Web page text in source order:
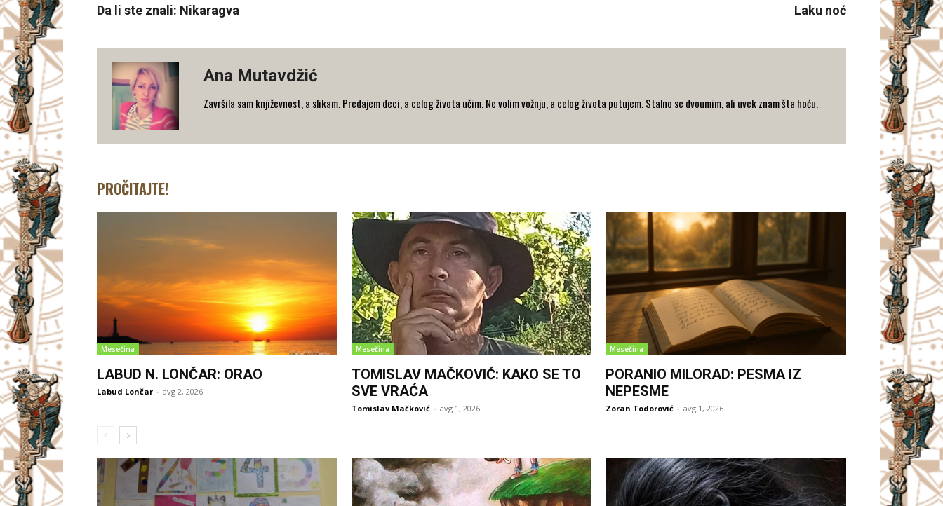
Da li ste znali: Nikaragva Laku noć
Ana Mutavdžić
Završila sam književnost, a slikam. Predajem deci, a celog života učim. Ne volim vožnju, a celog života putujem. Stalno se dvoumim, ali uvek znam šta hoću.
PROČITAJTE!
Mesečina
LABUD N. LONČAR: ORAO
Labud Lončar - avg 2, 2026
Mesečina
TOMISLAV MAČKOVIĆ: KAKO SE TO
SVE VRAĆA
Tomislav Mačković - avg 1, 2026
Mesečina
PORANIO MILORAD: PESMA IZ
NEPESME
Zoran Todorović - avg 1, 2026